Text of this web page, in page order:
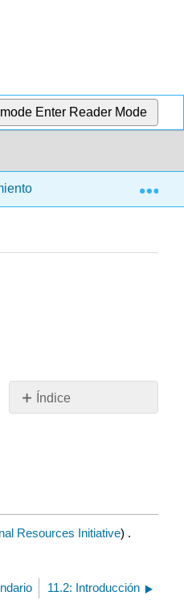
Enter Reader Mode
Secundario
Índice
Resources Initiative) .
11.2: Introducción